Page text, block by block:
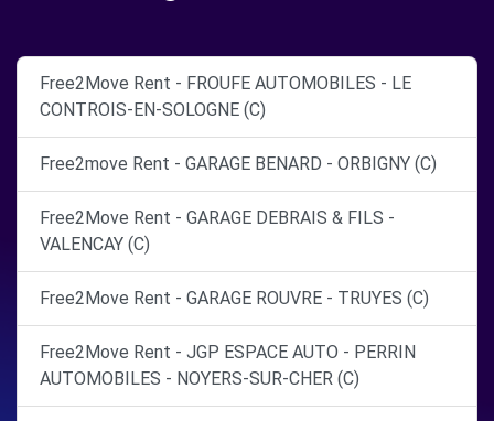
Free2Move Rent - FROUFE AUTOMOBILES - LE
CONTROIS-EN-SOLOGNE (C)
Free2move Rent - GARAGE BENARD - ORBIGNY (C)
Free2Move Rent - GARAGE DEBRAIS & FILS -
VALENCAY (C)
Free2Move Rent - GARAGE ROUVRE - TRUYES (C)
Free2Move Rent - JGP ESPACE AUTO - PERRIN
AUTOMOBILES - NOYERS-SUR-CHER (C)